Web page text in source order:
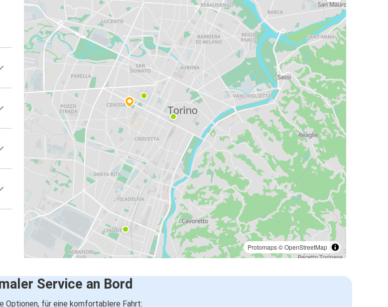
Protomaps©OpenStreetMap
Service an Bord
Optionen, für eine komfortablere Fahrt: